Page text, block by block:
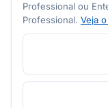
Professional ou
Professional. Veja